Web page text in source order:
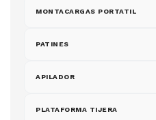
MONTACARGAS PORTATIL
PATINES
APILADOR
PLATAFORMA TIJERA